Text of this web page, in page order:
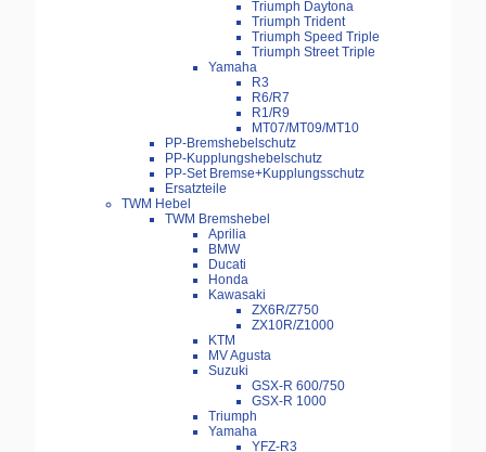
Triumph Daytona
Triumph Trident
Triumph Speed Triple
Triumph Street Triple
Yamaha
R3
R6/R7
R1/R9
MT07/MT09/MT10
PP-Bremshebelschutz
PP-Kupplungshebelschutz
PP-Set Bremse+Kupplungsschutz
Ersatzteile
TWM Hebel
TWM Bremshebel
Aprilia
BMW
Ducati
Honda
Kawasaki
ZX6R/Z750
ZX10R/Z1000
KTM
MV Agusta
Suzuki
GSX-R 600/750
GSX-R 1000
Triumph
Yamaha
YFZ-R3